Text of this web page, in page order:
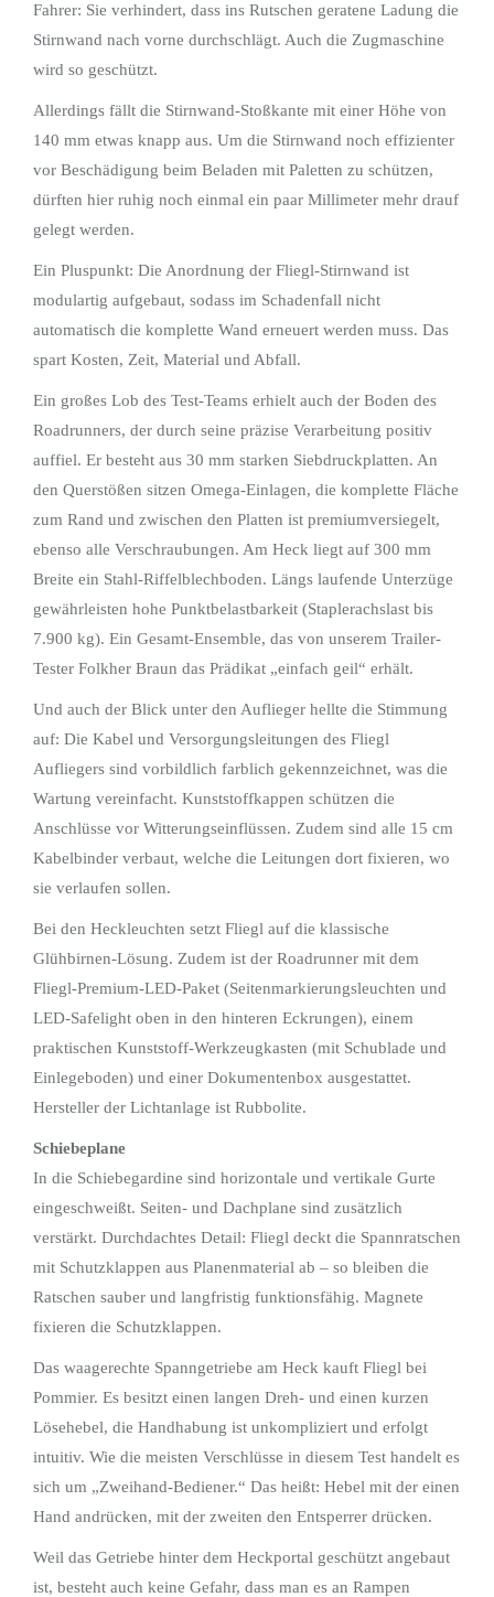
Fahrer: Sie verhindert, dass ins Rutschen geratene Ladung die
Stirnwand nach vorne durchschlägt. Auch die Zugmaschine
wird so geschützt.
Allerdings fällt die Stirnwand-Stoßkante mit einer Höhe von
140 mm etwas knapp aus. Um die Stirnwand noch effizienter
vor Beschädigung beim Beladen mit Paletten zu schützen,
dürften hier ruhig noch einmal ein paar Millimeter mehr drauf
gelegt werden.
Ein Pluspunkt: Die Anordnung der Fliegl-Stirnwand ist
modulartig aufgebaut, sodass im Schadenfall nicht
automatisch die komplette Wand erneuert werden muss. Das
spart Kosten, Zeit, Material und Abfall.
Ein großes Lob des Test-Teams erhielt auch der Boden des
Roadrunners, der durch seine präzise Verarbeitung positiv
auffiel. Er besteht aus 30 mm starken Siebdruckplatten. An
den Querstößen sitzen Omega-Einlagen, die komplette Fläche
zum Rand und zwischen den Platten ist premiumversiegelt,
ebenso alle Verschraubungen. Am Heck liegt auf 300 mm
Breite ein Stahl-Riffelblechboden. Längs laufende Unterzüge
gewährleisten hohe Punktbelastbarkeit (Staplerachslast bis
7.900 kg). Ein Gesamt-Ensemble, das von unserem Trailer-
Tester Folkher Braun das Prädikat „einfach geil“ erhält.
Und auch der Blick unter den Auflieger hellte die Stimmung
auf: Die Kabel und Versorgungsleitungen des Fliegl
Aufliegers sind vorbildlich farblich gekennzeichnet, was die
Wartung vereinfacht. Kunststoffkappen schützen die
Anschlüsse vor Witterungseinflüssen. Zudem sind alle 15 cm
Kabelbinder verbaut, welche die Leitungen dort fixieren, wo
sie verlaufen sollen.
Bei den Heckleuchten setzt Fliegl auf die klassische
Glühbirnen-Lösung. Zudem ist der Roadrunner mit dem
Fliegl-Premium-LED-Paket (Seitenmarkierungsleuchten und
LED-Safelight oben in den hinteren Eckrungen), einem
praktischen Kunststoff-Werkzeugkasten (mit Schublade und
Einlegeboden) und einer Dokumentenbox ausgestattet.
Hersteller der Lichtanlage ist Rubbolite.
Schiebeplane
In die Schiebegardine sind horizontale und vertikale Gurte
eingeschweißt. Seiten- und Dachplane sind zusätzlich
verstärkt. Durchdachtes Detail: Fliegl deckt die Spannratschen
mit Schutzklappen aus Planenmaterial ab – so bleiben die
Ratschen sauber und langfristig funktionsfähig. Magnete
fixieren die Schutzklappen.
Das waagerechte Spanngetriebe am Heck kauft Fliegl bei
Pommier. Es besitzt einen langen Dreh- und einen kurzen
Lösehebel, die Handhabung ist unkompliziert und erfolgt
intuitiv. Wie die meisten Verschlüsse in diesem Test handelt es
sich um „Zweihand-Bediener.“ Das heißt: Hebel mit der einen
Hand andrücken, mit der zweiten den Entsperrer drücken.
Weil das Getriebe hinter dem Heckportal geschützt angebaut
ist, besteht auch keine Gefahr, dass man es an Rampen